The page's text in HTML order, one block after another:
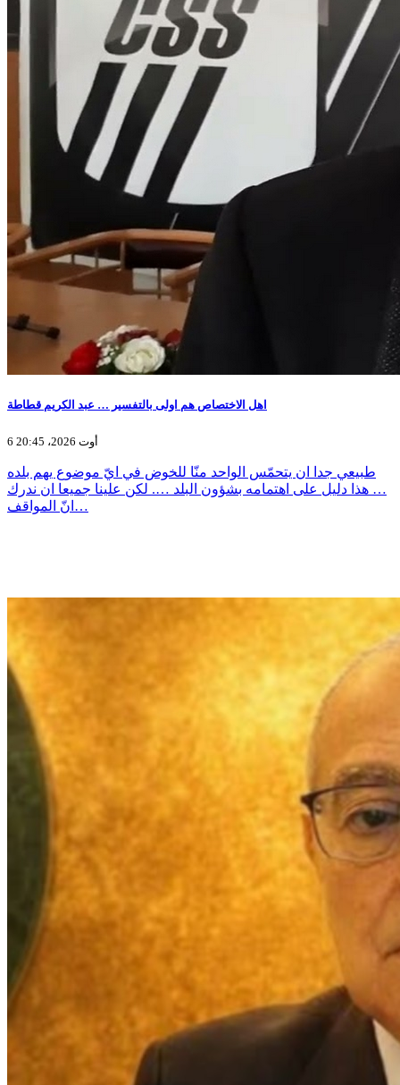
اهل الاختصاص هم اولى بالتفسير … عبد الكريم قطاطة
6 أوت 2026، 20:45
طبيعي جدا ان يتحمّس الواحد منّا للخوض في ايّ موضوع يهم بلده
… هذا دليل على اهتمامه بشؤون البلد …. لكن علينا جميعا ان ندرك
انّ المواقف…